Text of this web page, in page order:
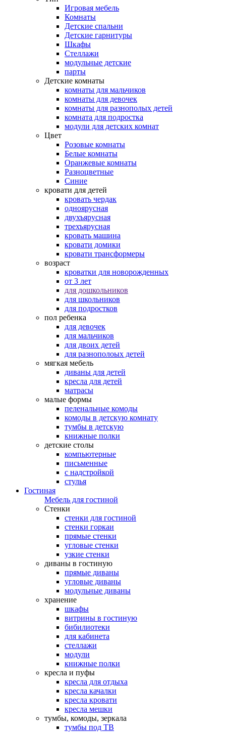
Игровая мебель
Комнаты
Детские спальни
Детские гарнитуры
Шкафы
Стеллажи
модульные детские
парты
Детские комнаты
комнаты для мальчиков
комнаты для девочек
комнаты для разнополых детей
комната для подростка
модули для детских комнат
Цвет
Розовые комнаты
Белые комнаты
Оранжевые комнаты
Разноцветные
Синие
кровати для детей
кровать чердак
одноярусная
двухъярусная
трехъярусная
кровать машина
кровати домики
кровати трансформеры
возраст
кроватки для новорожденных
от 3 лет
для дошкольников
для школьников
для подростков
пол ребенка
для девочек
для мальчиков
для двоих детей
для разнополоых детей
мягкая мебель
диваны для детей
кресла для детей
матрасы
малые формы
пеленальные комоды
комоды в детскую комнату
тумбы в детскую
книжные полки
детские столы
компьютерные
письменные
с надстройкой
стулья
Гостиная
Мебель для гостиной
Стенки
стенки для гостиной
стенки горкаи
прямые стенки
угловые стенки
узкие стенки
диваны в гостиную
прямые диваны
угловые диваны
модульные диваны
хранение
шкафы
витрины в гостиную
бибилиотеки
для кабинета
стеллажи
модули
книжные полки
кресла и пуфы
кресла для отдыха
кресла качалки
кресла кровати
кресла мешки
тумбы, комоды, зеркала
тумбы под ТВ